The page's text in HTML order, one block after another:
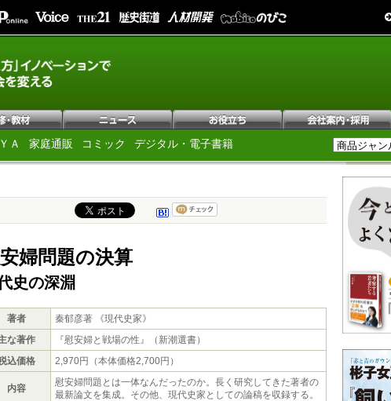
Ａ 家庭通販 コミック デジタル・電子書籍
婦問題の決算
史の深淵
著者
秦郁彦著 《現代史家》
な著作
『慰安婦と戦場の性』（新潮選書）
込価格
2,970円（本体価格2,700円）
内容
慰安婦問題とは一体なんだったのか。長く研究してきた著者の
最新論文を集成。その他、現代史家としての論稿を収録する。